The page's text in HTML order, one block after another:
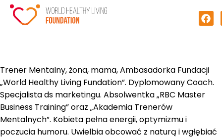
Trener Mentalny, żona, mama, Ambasadorka Fundacji
„World Healthy Living Fundation”. Dyplomowany Coach.
Specjalista ds marketingu. Absolwentka „RBC Master
Business Training” oraz „Akademia Trenerów
Mentalnych”. Kobieta pełna energii, optymizmu i
poczucia humoru. Uwielbia obcować z naturą i wgłębiać